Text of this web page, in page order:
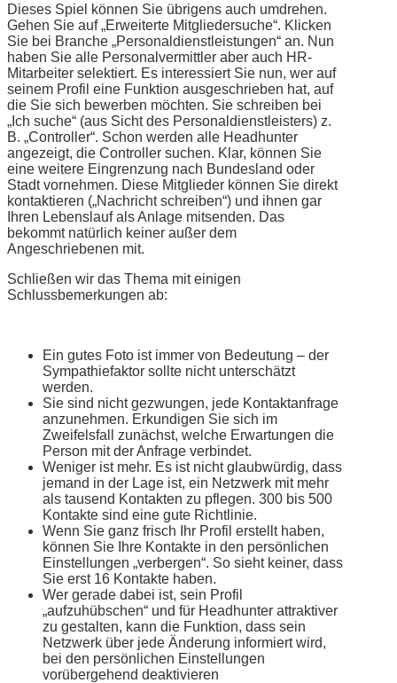
Dieses Spiel können Sie übrigens auch umdrehen.
Gehen Sie auf „Erweiterte Mitgliedersuche“. Klicken
Sie bei Branche „Personaldienstleistungen“ an. Nun
haben Sie alle Personalvermittler aber auch HR-
Mitarbeiter selektiert. Es interessiert Sie nun, wer auf
seinem Profil eine Funktion ausgeschrieben hat, auf
die Sie sich bewerben möchten. Sie schreiben bei
„Ich suche“ (aus Sicht des Personaldienstleisters) z.
B. „Controller“. Schon werden alle Headhunter
angezeigt, die Controller suchen. Klar, können Sie
eine weitere Eingrenzung nach Bundesland oder
Stadt vornehmen. Diese Mitglieder können Sie direkt
kontaktieren („Nachricht schreiben“) und ihnen gar
Ihren Lebenslauf als Anlage mitsenden. Das
bekommt natürlich keiner außer dem
Angeschriebenen mit.
Schließen wir das Thema mit einigen
Schlussbemerkungen ab:
Ein gutes Foto ist immer von Bedeutung – der
Sympathiefaktor sollte nicht unterschätzt
werden.
Sie sind nicht gezwungen, jede Kontaktanfrage
anzunehmen. Erkundigen Sie sich im
Zweifelsfall zunächst, welche Erwartungen die
Person mit der Anfrage verbindet.
Weniger ist mehr. Es ist nicht glaubwürdig, dass
jemand in der Lage ist, ein Netzwerk mit mehr
als tausend Kontakten zu pflegen. 300 bis 500
Kontakte sind eine gute Richtlinie.
Wenn Sie ganz frisch Ihr Profil erstellt haben,
können Sie Ihre Kontakte in den persönlichen
Einstellungen „verbergen“. So sieht keiner, dass
Sie erst 16 Kontakte haben.
Wer gerade dabei ist, sein Profil
„aufzuhübschen“ und für Headhunter attraktiver
zu gestalten, kann die Funktion, dass sein
Netzwerk über jede Änderung informiert wird,
bei den persönlichen Einstellungen
vorübergehend deaktivieren